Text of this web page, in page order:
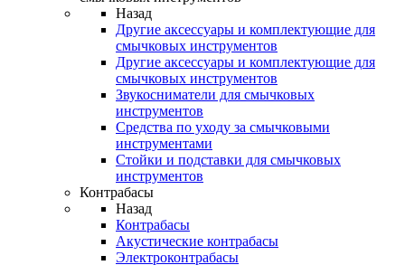
Назад
Другие аксессуары и комплектующие для
смычковых инструментов
Другие аксессуары и комплектующие для
смычковых инструментов
Звукосниматели для смычковых
инструментов
Средства по уходу за смычковыми
инструментами
Стойки и подставки для смычковых
инструментов
Контрабасы
Назад
Контрабасы
Акустические контрабасы
Электроконтрабасы